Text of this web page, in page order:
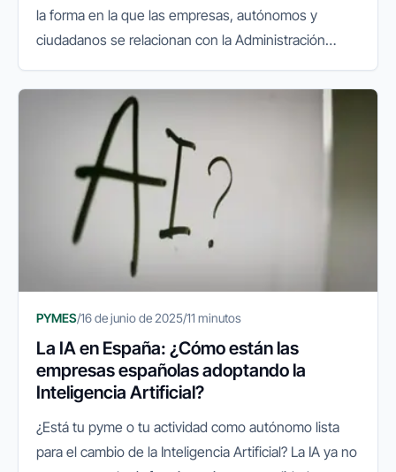
la forma en la que las empresas, autónomos y
ciudadanos se relacionan con la Administración
VeriFactu y las gestiones...
PYMES/16 de junio de 2025/11 minutos
La IA en España: ¿Cómo están las
empresas españolas adoptando la
Inteligencia Artificial?
¿Está tu pyme o tu actividad como autónomo lista
para el cambio de la Inteligencia Artificial? La IA ya no